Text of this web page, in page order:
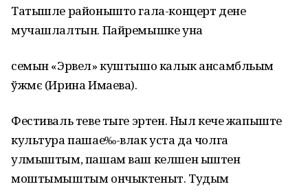
Татышле районышто гала-концерт дене
мучашлалтын. Пайремышке уна
семын «Эрвел» куштышо калык ансамбльым
ўжмє (Ирина Имаева).
Фестиваль теве тыге эртен. Ныл кече жапыште
культура пашае‰-влак уста да чолга
улмыштым, пашам ваш келшен ыштен
моштымыштым ончыктеныт. Тудым